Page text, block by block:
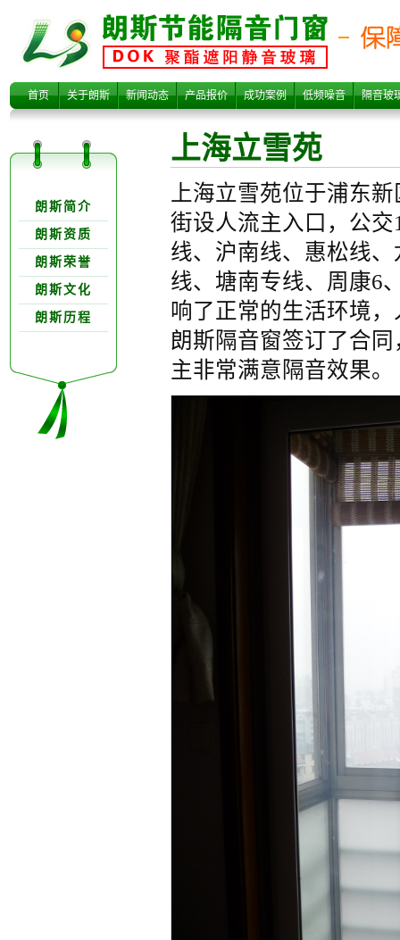
上海立雪苑
首页 关于朗斯 新闻动态 产品报价 成功案例 低频噪音 隔音玻
上海立雪苑
上海立雪苑位于浦东
街设人流主入口，公
线、沪南线、惠松线
线、塘南专线、周康6
响了正常的生活环境
朗斯隔音窗签订了合
主非常满意隔音效果。
朗斯简介
朗斯资质
朗斯荣誉
朗斯文化
朗斯历程